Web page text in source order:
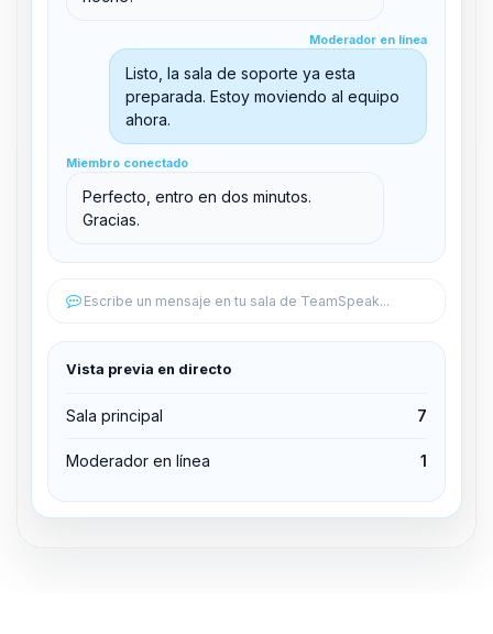
Moderador en línea
Listo, la sala de soporte ya esta
preparada. Estoy moviendo al equipo
ahora.
Miembro conectado
Perfecto, entro en dos minutos.
Gracias.
Escribe un mensaje en tu sala de TeamSpeak...
Vista previa en directo
Sala principal 7
Moderador en línea 1
support@boxtoplay.com
Sala principal
Miembro conectado
Sala de soporte
Editar permisos
Expulsar del canal